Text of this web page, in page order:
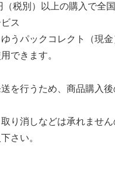
税別）以上の購入で全
ス
うパックコレクト（現
できます。
を行うため、商品購入
り消しなどは承れませ
さい。